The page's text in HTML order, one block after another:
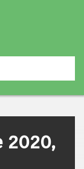
2020,